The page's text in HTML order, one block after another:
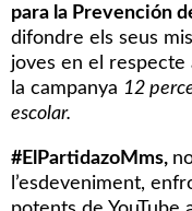
para la Prevención
difondre els seus
joves en el respecte
la campanya 12
escolar.
#ElPartidazoMms,
l’esdeveniment,